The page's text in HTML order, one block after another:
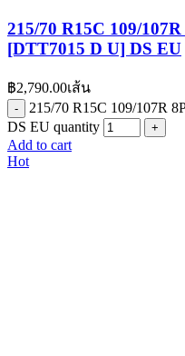
215/70 R15C 109/
[DTT7015 D U] DS EU
฿2,790.00เส้น
215/70 R15C 109/107R
DS EU quantity
Add to cart
Hot